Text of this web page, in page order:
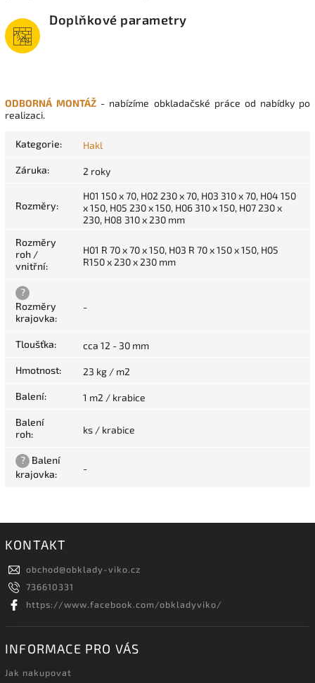
ODBORNÁ MONTÁŽ - nabízíme obkladačské práce od nabídky po
realizaci.
Doplňkové parametry
Kategorie: Hakl
Záruka: 2 roky
Rozměry:
H01 150 x 70, H02 230 x 70, H03 310 x 70, H04 150
x 150, H05 230 x 150, H06 310 x 150, H07 230 x
230, H08 310 x 230 mm
Rozměry
roh /
vnitřní:
H01 R 70 x 70 x 150, H03 R 70 x 150 x 150, H05
R150 x 230 x 230 mm
?
Rozměry
krajovka:
-
Tloušťka: cca 12 - 30 mm
Hmotnost: 23 kg / m2
Balení: 1 m2 / krabice
Balení
roh: ks / krabice
?
Balení
krajovka: -
KONTAKT
obchod@obklady-viko.cz
736610331
https://www.facebook.com/obkladyviko/
INFORMACE PRO VÁS
Jak nakupovat